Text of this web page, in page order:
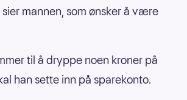
mannen, som ønsker å være
til å dryppe noen kroner på
han sette inn på sparekonto.